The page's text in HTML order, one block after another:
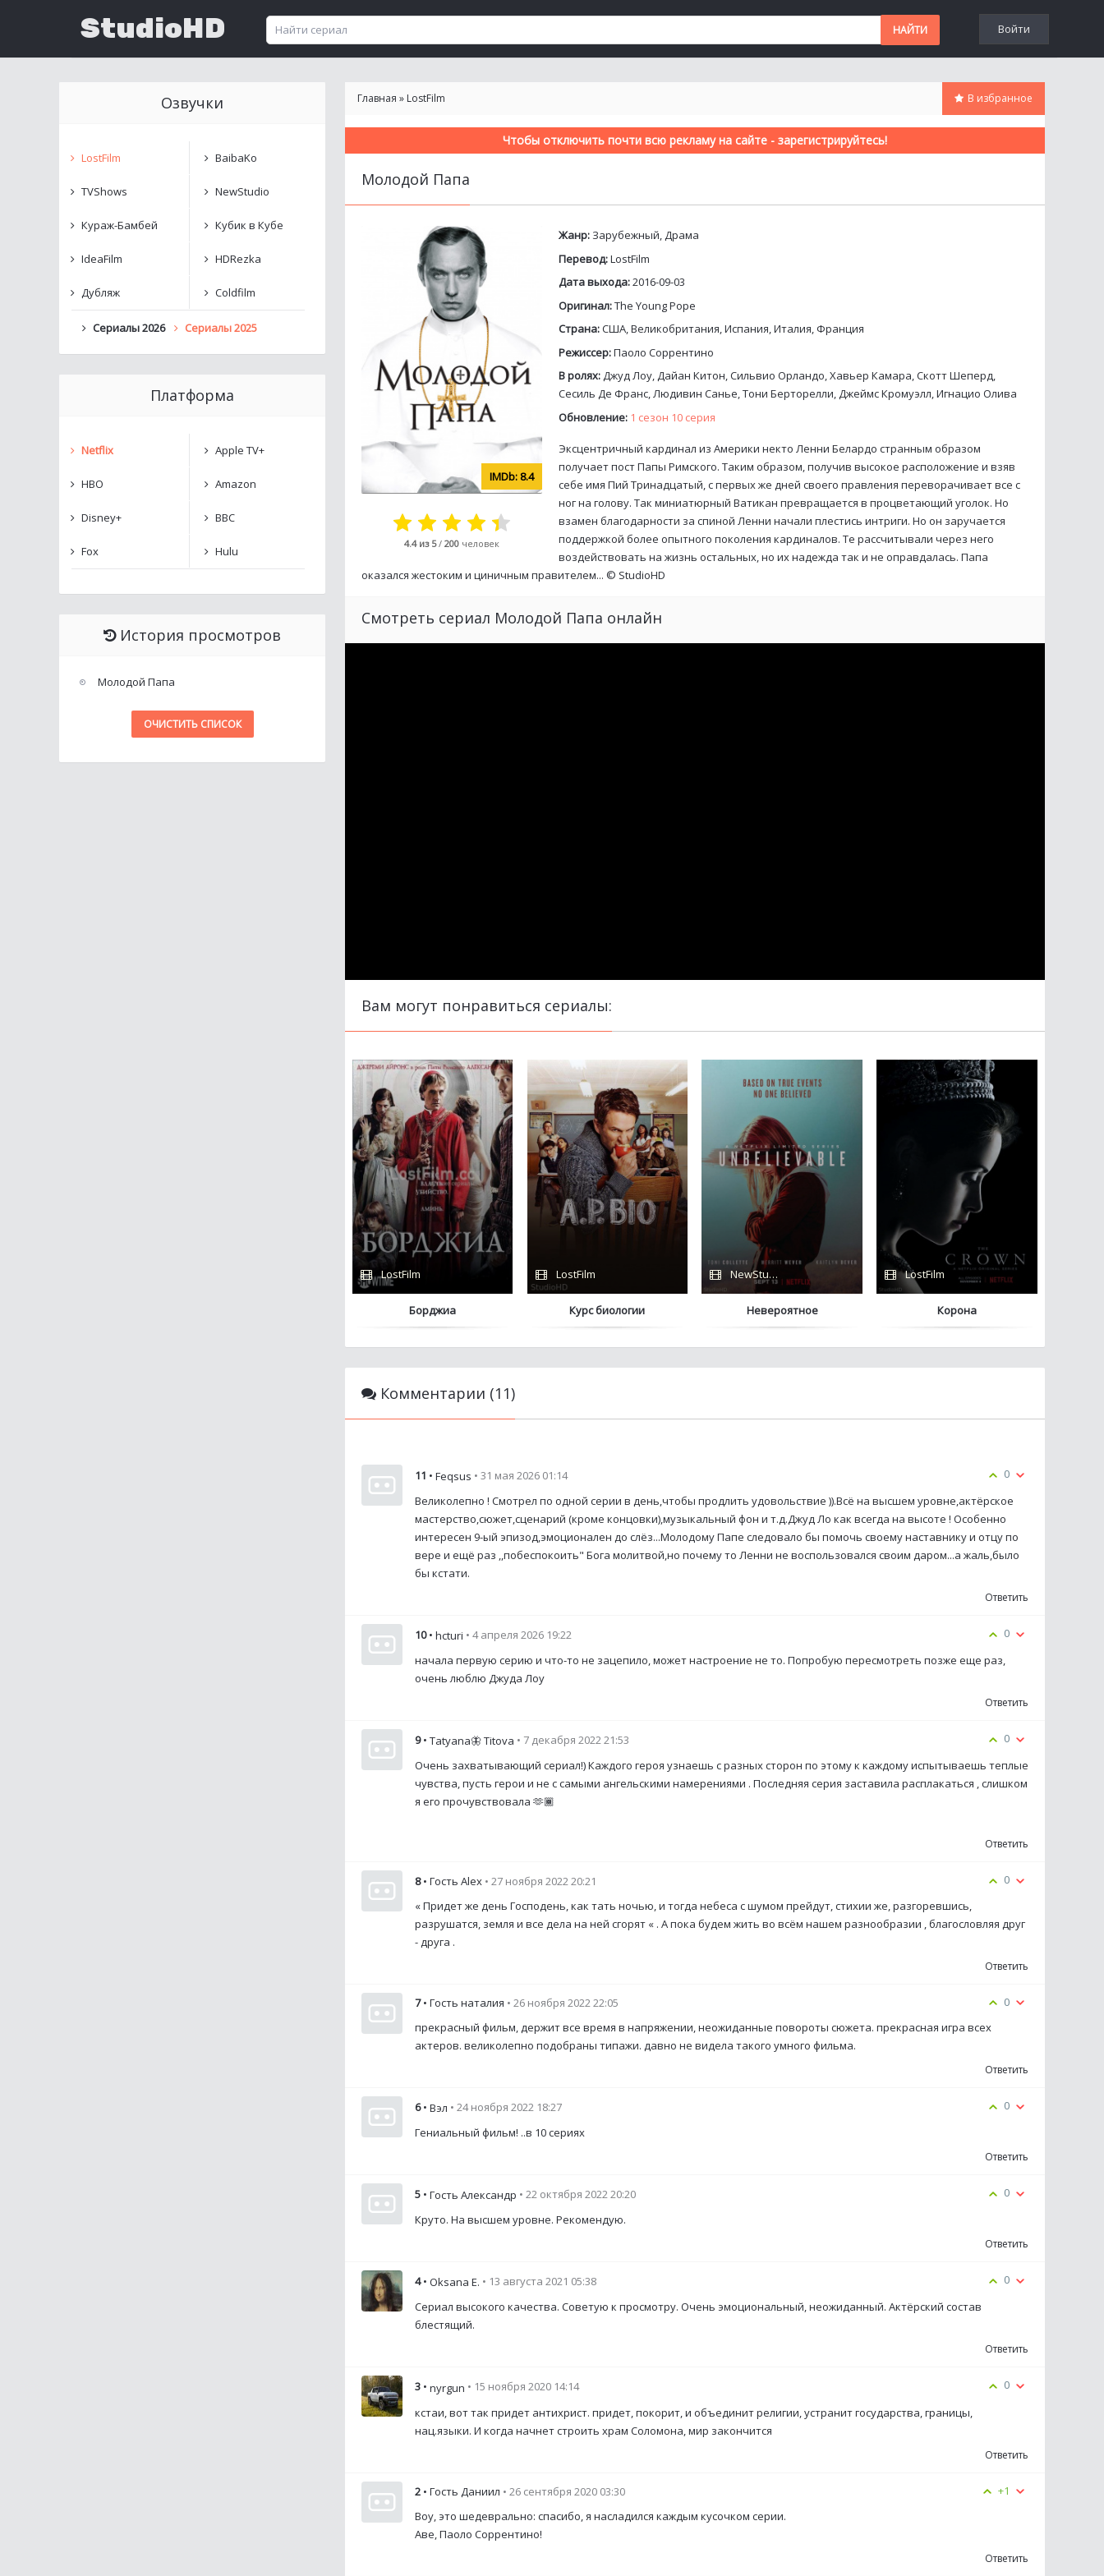
StudioHD Войти
Главная » LostFilm В избранное
Чтобы отключить почти всю рекламу на сайте - зарегистрируйтесь!
Молодой Папа
8.4
4.4из 5/ 200 человек
Жанр: Зарубежный, Драма
Перевод:LostFilm
Дата выхода:2016-09-03
Оригинал:The Young Pope
Страна:США, Великобритания, Испания, Италия, Франция
Режиссер:Паоло Соррентино
В ролях:Джуд Лоу, Дайан Китон, Сильвио Орландо, Хавьер Камара, Скотт Шеперд,
Сесиль Де Франс, Людивин Санье, Тони Берторелли, Джеймс Кромуэлл, Игнацио Олива
Обновление: 1 сезон 10 серия
Эксцентричный кардинал из Америки некто Ленни Белардо странным образом
получает пост Папы Римского. Таким образом, получив высокое расположение и взяв
себе имя Пий Тринадцатый, с первых же дней своего правления переворачивает все с
ног на голову. Так миниатюрный Ватикан превращается в процветающий уголок. Но
взамен благодарности за спиной Ленни начали плестись интриги. Но он заручается
поддержкой более опытного поколения кардиналов. Те рассчитывали через него
воздействовать на жизнь остальных, но их надежда так и не оправдалась. Папа
оказался жестоким и циничным правителем... © StudioHD
Смотреть сериал Молодой Папа онлайн
Вам могут понравиться сериалы:
LostFilm
Борджиа
LostFilm
Курс биологии
NewStudio
Невероятное
LostFilm
Корона
Комментарии (11)
0
11 • Feqsus • 31 мая 2026 01:14
Великолепно ! Смотрел по одной серии в день,чтобы продлить удовольствие )).Всё на высшем уровне,актёрское
мастерство,сюжет,сценарий (кроме концовки),музыкальный фон и т.д.Джуд Ло как всегда на высоте ! Особенно
интересен 9-ый эпизод,эмоционален до слёз...Молодому Папе следовало бы помочь своему наставнику и отцу по
вере и ещё раз ,,побеспокоить" Бога молитвой,но почему то Ленни не воспользовался своим даром...а жаль,было
бы кстати.
Ответить
0
10 • hcturi • 4 апреля 2026 19:22
начала первую серию и что-то не зацепило, может настроение не то. Попробую пересмотреть позже еще раз,
очень люблю Джуда Лоу
Ответить
0
9 • Tatyana🦋 Titova • 7 декабря 2022 21:53
Очень захватывающий сериал!) Каждого героя узнаешь с разных сторон по этому к каждому испытываешь теплые
чувства, пусть герои и не с самыми ангельскими намерениями . Последняя серия заставила расплакаться , слишком
я его прочувствовала 🫶🏾
Ответить
0
8 • Гость Alex • 27 ноября 2022 20:21
« Придет же день Господень, как тать ночью, и тогда небеса с шумом прейдут, стихии же, разгоревшись,
разрушатся, земля и все дела на ней сгорят « . А пока будем жить во всём нашем разнообразии , благословляя друг
- друга .
Ответить
0
7 • Гость наталия • 26 ноября 2022 22:05
прекрасный фильм, держит все время в напряжении, неожиданные повороты сюжета. прекрасная игра всех
актеров. великолепно подобраны типажи. давно не видела такого умного фильма.
Ответить
0
6 • Вэл • 24 ноября 2022 18:27
Гениальный фильм! ..в 10 сериях
Ответить
0
5 • Гость Александр • 22 октября 2022 20:20
Круто. На высшем уровне. Рекомендую.
Ответить
0
4 • Oksana E. • 13 августа 2021 05:38
Сериал высокого качества. Советую к просмотру. Очень эмоциональный, неожиданный. Актёрский состав
блестящий.
Ответить
0
3 • nyrgun • 15 ноября 2020 14:14
кстаи, вот так придет антихрист. придет, покорит, и объединит религии, устранит государства, границы,
нац.языки. И когда начнет строить храм Соломона, мир закончится
Ответить
+1
2 • Гость Даниил • 26 сентября 2020 03:30
Воу, это шедеврально: спасибо, я насладился каждым кусочком серии.
Аве, Паоло Соррентино!
Ответить
Озвучки
LostFilm BaibaKo
TVShows NewStudio
Кураж-Бамбей Кубик в Кубе
IdeaFilm HDRezka
Дубляж Coldfilm
Сериалы 2026 Сериалы 2025
Платформа
Netflix Apple TV+
HBO Amazon
Disney+ BBC
Fox Hulu
История просмотров
Молодой Папа
ОЧИСТИТЬ СПИСОК